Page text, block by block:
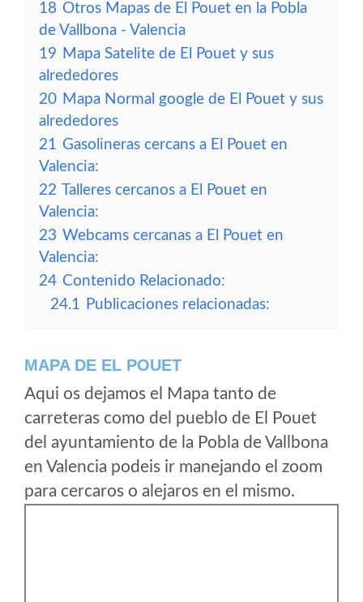
18 Otros Mapas de El Pouet en la Pobla
de Vallbona - Valencia
19 Mapa Satelite de El Pouet y sus
alrededores
20 Mapa Normal google de El Pouet y sus
alrededores
21 Gasolineras cercans a El Pouet en
Valencia:
22 Talleres cercanos a El Pouet en
Valencia:
23 Webcams cercanas a El Pouet en
Valencia:
24 Contenido Relacionado:
24.1 Publicaciones relacionadas:
MAPA DE EL POUET
Aqui os dejamos el Mapa tanto de
carreteras como del pueblo de El Pouet
del ayuntamiento de la Pobla de Vallbona
en Valencia podeis ir manejando el zoom
para cercaros o alejaros en el mismo.